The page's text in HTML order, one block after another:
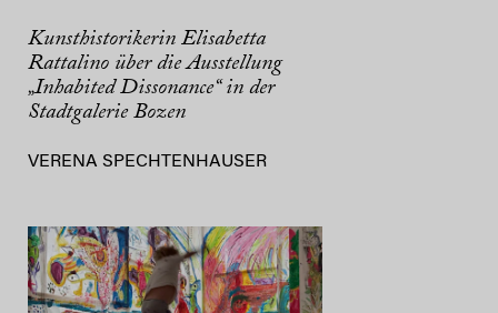
Kunsthistorikerin Elisabetta
Rattalino über die Ausstellung
„Inhabited Dissonance“ in der
Stadtgalerie Bozen
VERENA SPECHTENHAUSER